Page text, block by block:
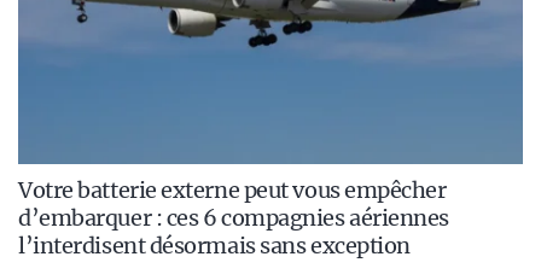
Votre batterie externe peut vous empêcher
d’embarquer : ces 6 compagnies aériennes
l’interdisent désormais sans exception